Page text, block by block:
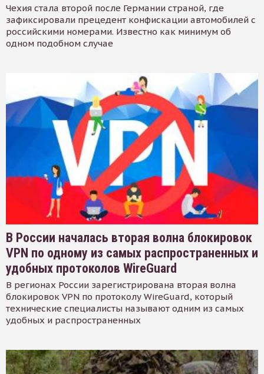
Чехия стала второй после Германии страной, где
зафиксировали прецедент конфискации автомобилей с
российскими номерами. Известно как минимум об
одном подобном случае
В России началась вторая волна блокировок
VPN по одному из самых распространенных и
удобных протоколов WireGuard
В регионах России зарегистрирована вторая волна
блокировок VPN по протоколу WireGuard, который
технические специалисты называют одним из самых
удобных и распространенных